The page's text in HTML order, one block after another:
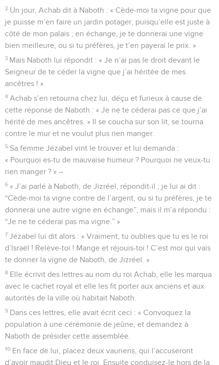
2 Un jour, Achab dit à Naboth : « Cède-moi ta vigne pour que
je puisse m’en faire un jardin potager, puisqu’elle est juste à
côté de mon palais ; en échange, je te donnerai une vigne
bien meilleure, ou si tu préfères, je t’en payerai le prix. »
3 Mais Naboth lui répondit : « Je n’ai pas le droit devant le
Seigneur de te céder la vigne que j’ai héritée de mes
ancêtres ! »
4 Achab s’en retourna chez lui, déçu et furieux à cause de
cette réponse de Naboth : « Je ne te céderai pas ce que j’ai
hérité de mes ancêtres. » Il se coucha sur son lit, se tourna
contre le mur et ne voulut plus rien manger.
5 Sa femme Jézabel vint le trouver et lui demanda :
« Pourquoi es-tu de mauvaise humeur ? Pourquoi ne veux-tu
rien manger ? » –
6 « J’ai parlé à Naboth, de Jizréel, répondit-il ; je lui ai dit :
“Cède-moi ta vigne contre de l’argent, ou si tu préfères, je te
donnerai une autre vigne en échange”, mais il m’a répondu :
“Je ne te céderai pas ma vigne.” »
7 Jézabel lui dit alors : « Vraiment, tu oublies que tu es le roi
d’Israël ! Relève-toi ! Mange et réjouis-toi ! C’est moi qui vais
te donner la vigne de Naboth, de Jizréel. »
8 Elle écrivit des lettres au nom du roi Achab, elle les marqua
avec le cachet royal et elle les fit porter aux anciens et aux
autorités de la ville où habitait Naboth.
9 Dans ces lettres, elle avait écrit ceci : « Convoquez la
population à une cérémonie de jeûne, et demandez à
Naboth de présider cette assemblée.
10 En face de lui, placez deux vauriens, qui l’accuseront
d’avoir maudit Dieu et le roi. Ensuite conduisez-le hors de la